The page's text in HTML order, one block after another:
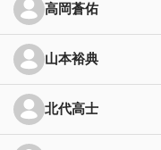
高岡蒼佑
山本裕典
北代高士